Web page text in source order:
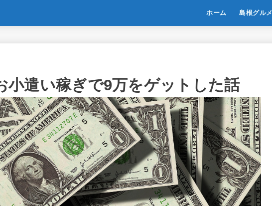
ホーム 島根グルメ
小遣い稼ぎで9万をゲットした話